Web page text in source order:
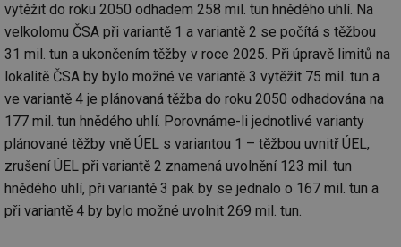
vytěžit do roku 2050 odhadem 258 mil. tun hnědého uhlí. Na
velkolomu ČSA při variantě 1 a variantě 2 se počítá s těžbou
31 mil. tun a ukončením těžby v roce 2025. Při úpravě limitů na
lokalitě ČSA by bylo možné ve variantě 3 vytěžit 75 mil. tun a
ve variantě 4 je plánovaná těžba do roku 2050 odhadována na
177 mil. tun hnědého uhlí. Porovnáme-li jednotlivé varianty
plánované těžby vně ÚEL s variantou 1 – těžbou uvnitř ÚEL,
zrušení ÚEL při variantě 2 znamená uvolnění 123 mil. tun
hnědého uhlí, při variantě 3 pak by se jednalo o 167 mil. tun a
při variantě 4 by bylo možné uvolnit 269 mil. tun.